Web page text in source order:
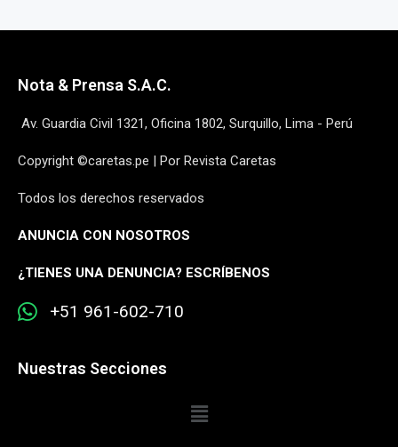
Nota & Prensa S.A.C.
Av. Guardia Civil 1321, Oficina 1802, Surquillo, Lima - Perú
Copyright ©caretas.pe | Por Revista Caretas
Todos los derechos reservados
ANUNCIA CON NOSOTROS
¿TIENES UNA DENUNCIA? ESCRÍBENOS
+51 961-602-710
Nuestras Secciones